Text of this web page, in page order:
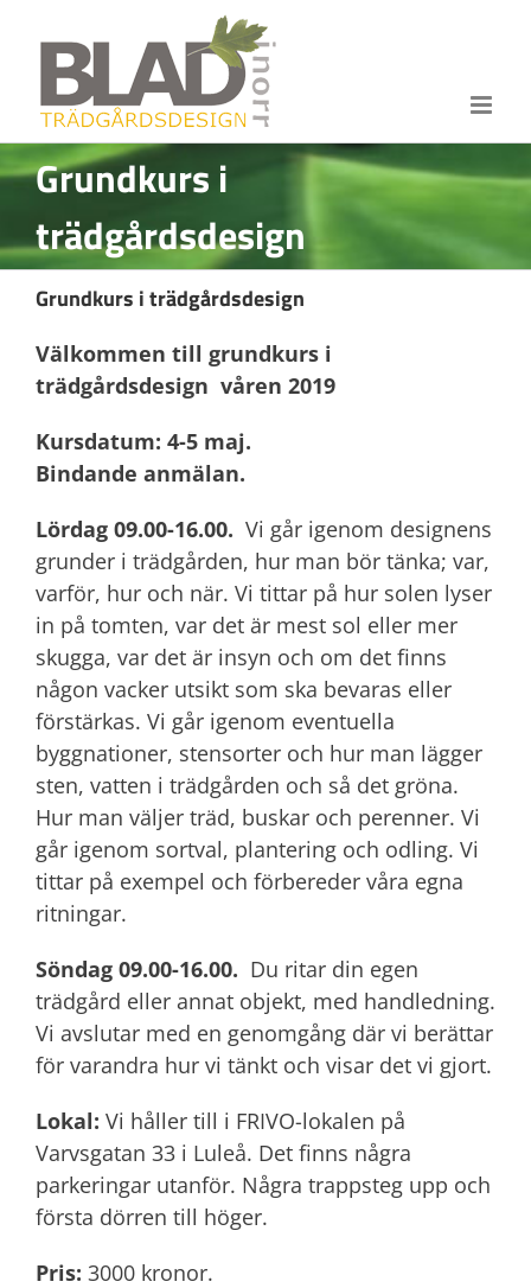
innehållet
Grundkurs i
trädgårdsdesign
Grundkurs i trädgårdsdesign
Välkommen till grundkurs i
trädgårdsdesign våren 2019
Kursdatum: 4-5 maj.
Bindande anmälan.
Lördag 09.00-16.00. Vi går igenom designens
grunder i trädgården, hur man bör tänka; var,
varför, hur och när. Vi tittar på hur solen lyser
in på tomten, var det är mest sol eller mer
skugga, var det är insyn och om det finns
någon vacker utsikt som ska bevaras eller
förstärkas. Vi går igenom eventuella
byggnationer, stensorter och hur man lägger
sten, vatten i trädgården och så det gröna.
Hur man väljer träd, buskar och perenner. Vi
går igenom sortval, plantering och odling. Vi
tittar på exempel och förbereder våra egna
ritningar.
Söndag 09.00-16.00. Du ritar din egen
trädgård eller annat objekt, med handledning.
Vi avslutar med en genomgång där vi berättar
för varandra hur vi tänkt och visar det vi gjort.
Lokal: Vi håller till i FRIVO-lokalen på
Varvsgatan 33 i Luleå. Det finns några
parkeringar utanför. Några trappsteg upp och
första dörren till höger.
Pris: 3000 kronor.